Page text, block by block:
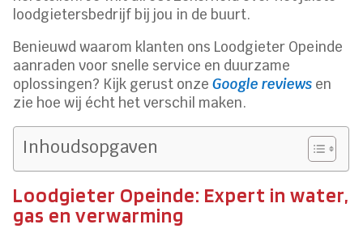
loodgietersbedrijf bij jou in de buurt.
Benieuwd waarom klanten ons Loodgieter Opeinde
aanraden voor snelle service en duurzame
oplossingen? Kijk gerust onzeGoogle reviews en
zie hoe wij écht het verschil maken.
Inhoudsopgaven
Loodgieter Opeinde: Expert in water,
gas en verwarming